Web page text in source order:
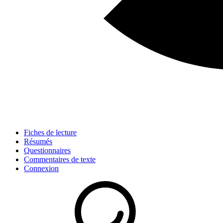
Fiches de lecture
Résumés
Questionnaires
Commentaires de texte
Connexion